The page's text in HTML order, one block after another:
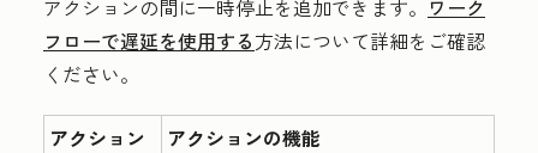
アクションの間に一時停止を追加できます。 ワーク
フローで遅延を使用する方法について詳細をご確認
ください。
アクション
アクションの機能